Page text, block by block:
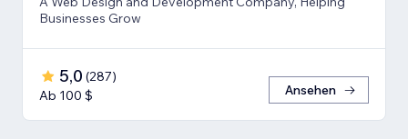
Businesses Grow
5,0 (287)
Ab 100 $
Ansehen